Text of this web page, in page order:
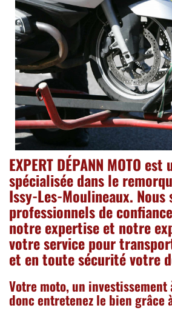
EXPERT DÉPANN MOTO
spécialisée dans le
Issy-Les-Moulineaux. Nous
professionnels de
notre expertise et notre
votre service pour
et en toute sécurité votre
Votre moto, un
donc entretenez le bien grâce